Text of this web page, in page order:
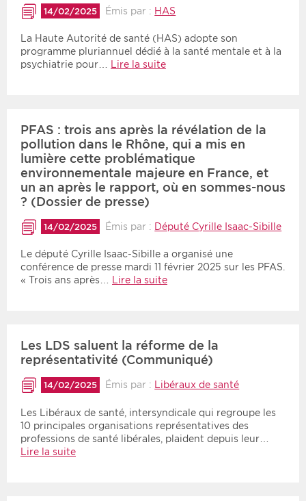
14/02/2025 Émis par : HAS
La Haute Autorité de santé (HAS) adopte son
programme pluriannuel dédié à la santé mentale et à la
psychiatrie pour…
Lire la suite
PFAS : trois ans après la révélation de la
pollution dans le Rhône, qui a mis en
lumière cette problématique
environnementale majeure en France, et
un an après le rapport, où en sommes-nous
? (Dossier de presse)
14/02/2025 Émis par : Député Cyrille Isaac-Sibille
Le député Cyrille Isaac-Sibille a organisé une
conférence de presse mardi 11 février 2025 sur les PFAS.
« Trois ans après… Lire la suite
Les LDS saluent la réforme de la
représentativité (Communiqué)
14/02/2025 Émis par : Libéraux de santé
Les Libéraux de santé, intersyndicale qui regroupe les
10 principales organisations représentatives des
professions de santé libérales, plaident depuis leur…
Lire la suite